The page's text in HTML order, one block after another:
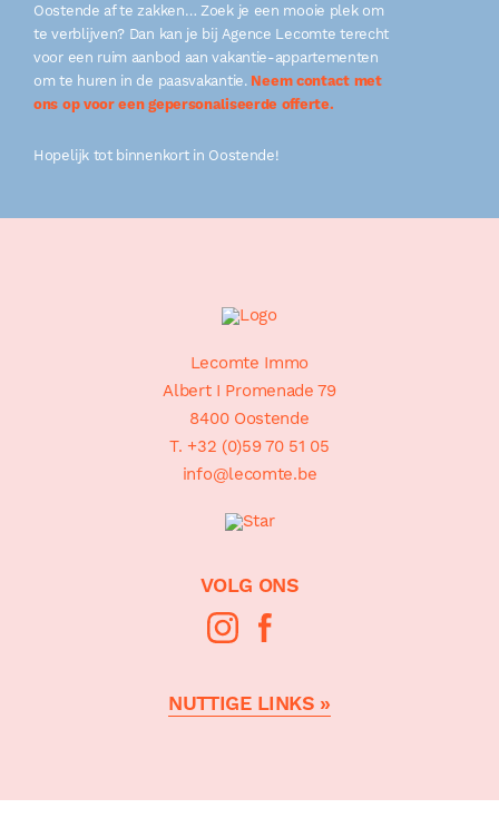
Oostende af te zakken… Zoek je een mooie plek om
te verblijven? Dan kan je bij Agence Lecomte terecht
voor een ruim aanbod aan vakantie-appartementen
om te huren in de paasvakantie. Neem contact met
ons op voor een gepersonaliseerde offerte.
Hopelijk tot binnenkort in Oostende!
Lecomte Immo
Albert I Promenade 79
8400 Oostende
T. +32 (0)59 70 51 05
info@lecomte.be
VOLG ONS
NUTTIGE LINKS »